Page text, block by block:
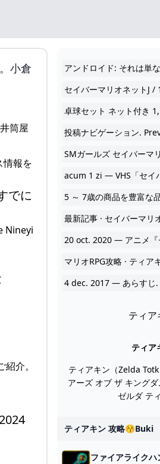
小倉
情報を
でに
Nineyi
介。
セイバーマリオネットJ /
4 dec. 2017 — あらすじ.
ティア
ティア
ティアキン（Zelda
アーズ オブ ザ キング
ゼルダ テ
ティアキン 攻略😚buki